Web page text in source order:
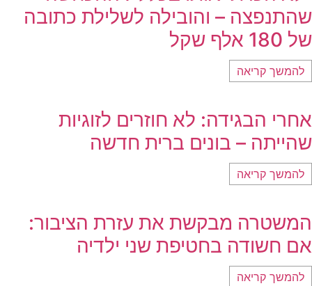
שהתנפצה – והובילה לשלילת כתובה
של 180 אלף שקל
להמשך קריאה
אחרי הבגידה: לא חוזרים לזוגיות
שהייתה – בונים ברית חדשה
להמשך קריאה
המשטרה מבקשת את עזרת הציבור:
אם חשודה בחטיפת שני ילדיה
להמשך קריאה